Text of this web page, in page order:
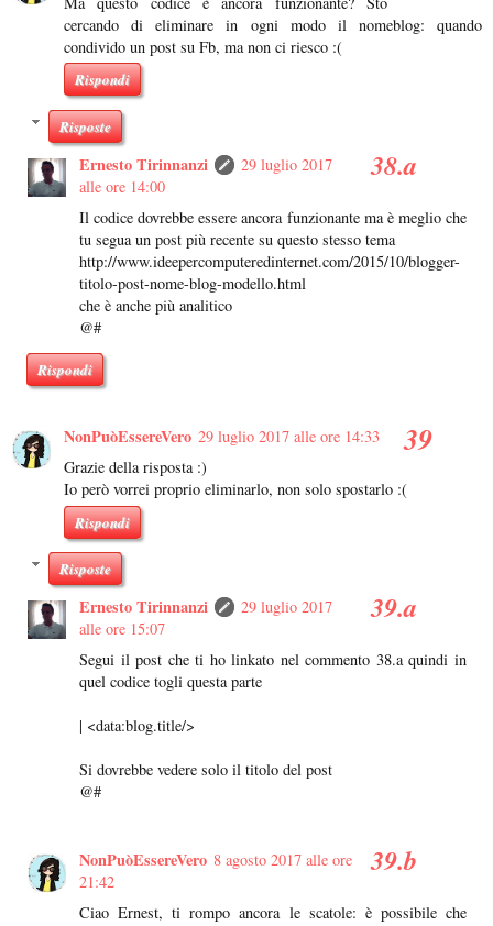
cercando di eliminare in ogni modo il nomeblog: quando
condivido un post su Fb, ma non ci riesco :(
Rispondi
Risposte
Ernesto Tirinnanzi
29 luglio 2017
alle ore 14:00
Il codice dovrebbe essere ancora funzionante ma è meglio che
tu segua un post più recente su questo stesso tema
http://www.ideepercomputeredinternet.com/2015/10/blogger-
titolo-post-nome-blog-modello.html
che è anche più analitico
@#
Rispondi
NonPuòEssereVero 29 luglio 2017 alle ore 14:33
Grazie della risposta :)
Io però vorrei proprio eliminarlo, non solo spostarlo :(
Rispondi
Risposte
Ernesto Tirinnanzi
29 luglio 2017
alle ore 15:07
Segui il post che ti ho linkato nel commento 38.a quindi in
quel codice togli questa parte
| <data:blog.title/>
Si dovrebbe vedere solo il titolo del post
@#
NonPuòEssereVero 8 agosto 2017 alle ore
21:42
Ciao Ernest, ti rompo ancora le scatole: è possibile che